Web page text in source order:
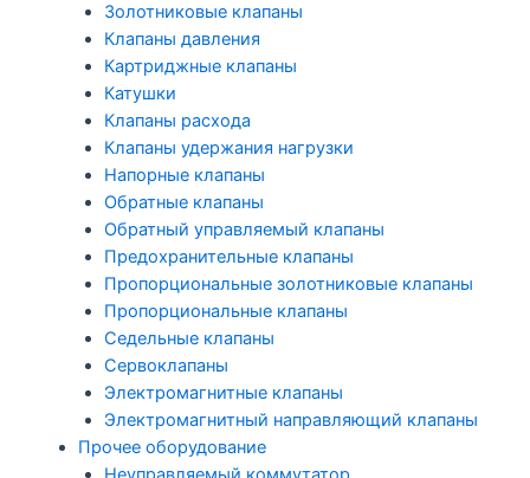
Золотниковые клапаны
Клапаны давления
Картриджные клапаны
Катушки
Клапаны расхода
Клапаны удержания нагрузки
Напорные клапаны
Обратные клапаны
Обратный управляемый клапаны
Предохранительные клапаны
Пропорциональные золотниковые клапаны
Пропорциональные клапаны
Седельные клапаны
Сервоклапаны
Электромагнитные клапаны
Электромагнитный направляющий клапаны
Прочее оборудование